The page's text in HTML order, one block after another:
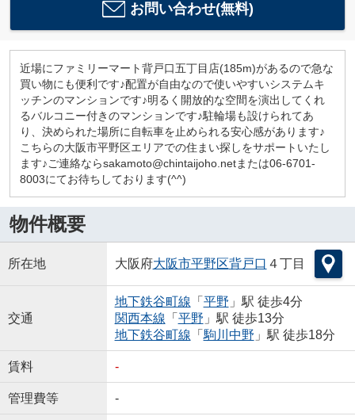
お問い合わせ(無料)
近場にファミリーマート背戸口五丁目店(185m)があるので急な
買い物にも便利です♪配置が自由なので使いやすいシステムキ
ッチンのマンションです♪明るく開放的な空間を演出してくれ
るバルコニー付きのマンションです♪駐輪場も設けられてあ
り、決められた場所に自転車を止められる安心感があります♪
こちらの大阪市平野区エリアでの住まい探しをサポートいたし
ます♪ご連絡ならsakamoto@chintaijoho.netまたは06-6701-
8003にてお待ちしております(^^)
物件概要
所在地 大阪府大阪市平野区背戸口 ４丁目
交通
地下鉄谷町線 「 平野 」駅 徒歩4分
関西本線 「 平野 」駅 徒歩13分
地下鉄谷町線 「 駒川中野 」駅 徒歩18分
賃料 -
管理費等 -